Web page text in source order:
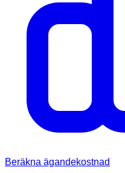
Beräkna ägandekostnad